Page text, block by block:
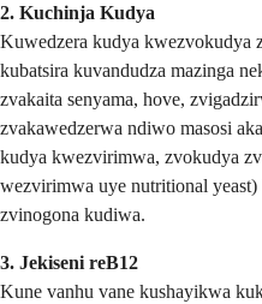
2. Kuchinja Kudya
Kuwedzera kudya kwezvokudya
kubatsira kuvandudza mazinga
zvakaita senyama, hove,
zvakawedzerwa ndiwo masosi
kudya kwezvirimwa, zvokudya
wezvirimwa uye nutritional
zvinogona kudiwa.
3. Jekiseni reB12
Kune vanhu vane kushayikwa